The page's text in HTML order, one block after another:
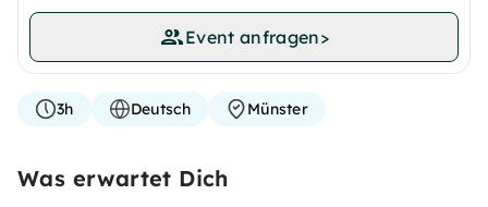
Event anfragen>
3h Deutsch Münster
Was erwartet Dich